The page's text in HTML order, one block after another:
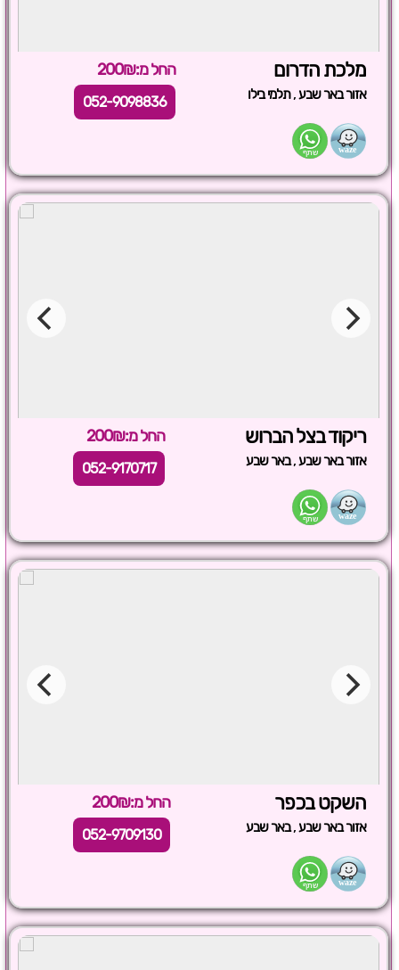
מלכת הדרום החל מ:200₪
אזור באר שבע,תלמי בילו 052-9098836
ריקוד בצל הברוש החל מ:200₪
אזור באר שבע,באר שבע 052-9170717
השקט בכפר החל מ:200₪
אזור באר שבע,באר שבע 052-9709130